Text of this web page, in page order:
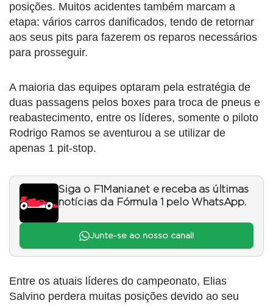
posições. Muitos acidentes também marcam a
etapa: vários carros danificados, tendo de retornar
aos seus pits para fazerem os reparos necessários
para prosseguir.
A maioria das equipes optaram pela estratégia de
duas passagens pelos boxes para troca de pneus e
reabastecimento, entre os líderes, somente o piloto
Rodrigo Ramos se aventurou a se utilizar de
apenas 1 pit-stop.
Siga o F1Mania.net e receba as últimas
notícias da Fórmula 1 pelo WhatsApp.
Junte-se ao nosso canal!
Entre os atuais líderes do campeonato, Elias
Salvino perdera muitas posições devido ao seu